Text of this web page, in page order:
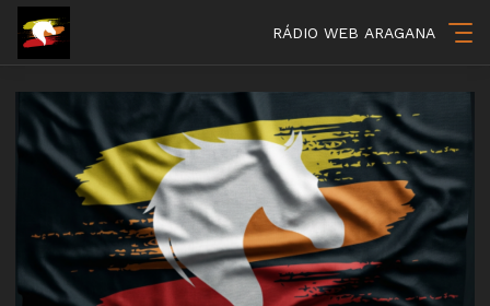
RÁDIO WEB ARAGANA